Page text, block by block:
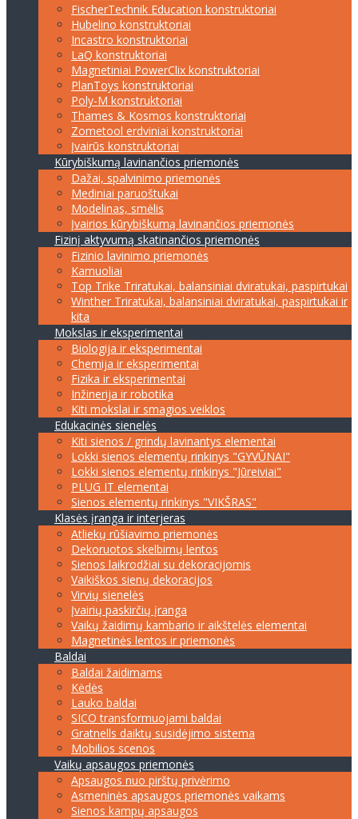
FischerTechnik Education konstruktoriai
Hubelino konstruktoriai
Incastro konstruktoriai
LaQ konstruktoriai
Magnetiniai PowerClix konstruktoriai
PlanToys konstruktoriai
Poly-M konstruktoriai
Thames & Kosmos konstruktoriai
Zometool erdviniai konstruktoriai
Įvairūs konstruktoriai
Kūrybiškumą lavinančios priemonės
Dažai, spalvinimo priemonės
Mediniai paruoštukai
Modelinas, smėlis
Įvairios kūrybiškumą lavinančios priemonės
Fizinį aktyvumą skatinančios priemonės
Fizinio lavinimo priemonės
Kamuoliai
Top Trike Triratukai, balansiniai dviratukai, paspirtukai
Winther Triratukai, balansiniai dviratukai, paspirtukai ir
kita
Mokslas ir eksperimentai
Biologija ir eksperimentai
Chemija ir eksperimentai
Fizika ir eksperimentai
Inžinerija ir robotika
Kiti mokslai ir smagios veiklos
Edukacinės sienelės
Kiti sienos / grindų lavinantys elementai
Lokki sienos elementų rinkinys "GYVŪNAI"
Lokki sienos elementų rinkinys "Jūreiviai"
PLUG IT elementai
Sienos elementų rinkinys "VIKŠRAS"
Klasės įranga ir interjeras
Atliekų rūšiavimo priemonės
Dekoruotos skelbimų lentos
Sienos laikrodžiai su dekoracijomis
Vaikiškos sienų dekoracijos
Virvių sienelės
Įvairių paskirčių įranga
Vaikų žaidimų kambario ir aikštelės elementai
Magnetinės lentos ir priemonės
Baldai
Baldai žaidimams
Kėdės
Lauko baldai
SICO transformuojami baldai
Gratnells daiktų susidėjimo sistema
Mobilios scenos
Vaikų apsaugos priemonės
Apsaugos nuo pirštų privėrimo
Asmeninės apsaugos priemonės vaikams
Sienos kampų apsaugos